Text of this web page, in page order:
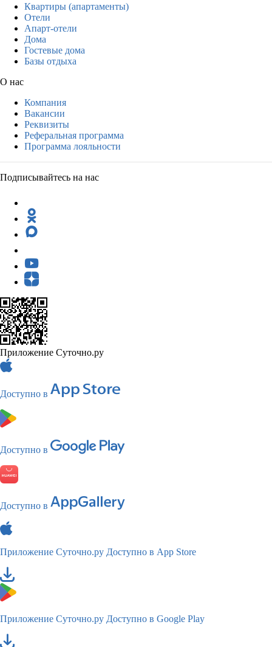
Квартиры (апартаменты)
Отели
Апарт-отели
Дома
Гостевые дома
Базы отдыха
О нас
Компания
Вакансии
Реквизиты
Реферальная программа
Программа лояльности
Подписывайтесь на нас
Приложение Суточно.ру
Доступно в
Доступно в
Доступно в
Приложение Суточно.ру Доступно в App Store
Приложение Суточно.ру Доступно в Google Play